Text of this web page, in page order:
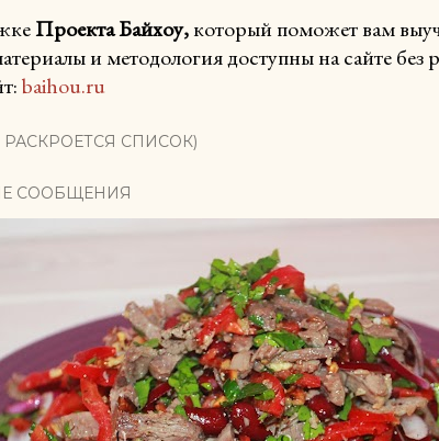
Проекта Байхоу,который поможет вам
и методология доступны на сайте
baihou.ru
СПИСОК)
СООБЩЕНИЯ